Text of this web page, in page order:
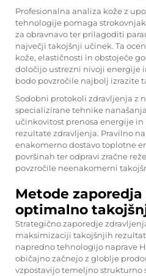
Profesionalna analiza kože z
tehnologije pomaga
za obravnavo ter prilagoditi
največji takojšnji učinek. Ta
kože, elastičnosti in obstoječe
določijo ustrezni nivoji energije
bodo povzročile najbolj izrazite
Sodobni protokoli zdravljenja z
specializirane tehnike
učinkovitost prenosa energije
rezultate zdravljenja. Pravilno
enakomerno dostavo toplotne
površinah ter odpravi zračne
povzročile neenakomerni
Metode
optimalno
Strategično zaporedje
maksimizaciji takojšnjih
napredno tehnologijo naprave
običajno začnejo z globlje
vzpostavijo temeljno strukturno